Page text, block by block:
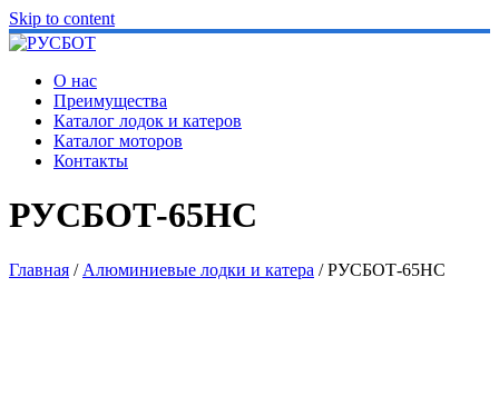
Skip to content
О нас
Преимущества
Каталог лодок и катеров
Каталог моторов
Контакты
РУСБОТ-65HС
Главная / Алюминиевые лодки и катера / РУСБОТ-65HС